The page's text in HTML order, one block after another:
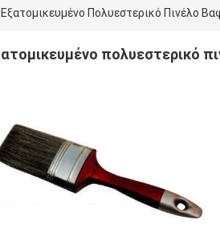
Εξατομικευμένο Πολυεστερικό Πινέλο
πολυεστερικό